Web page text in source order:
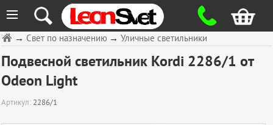
≡
→Уличные светильники
→ Свет по назначению
Подвесной светильник Kordi 2286/1 от
Odeon Light
Артикул: 2286/1